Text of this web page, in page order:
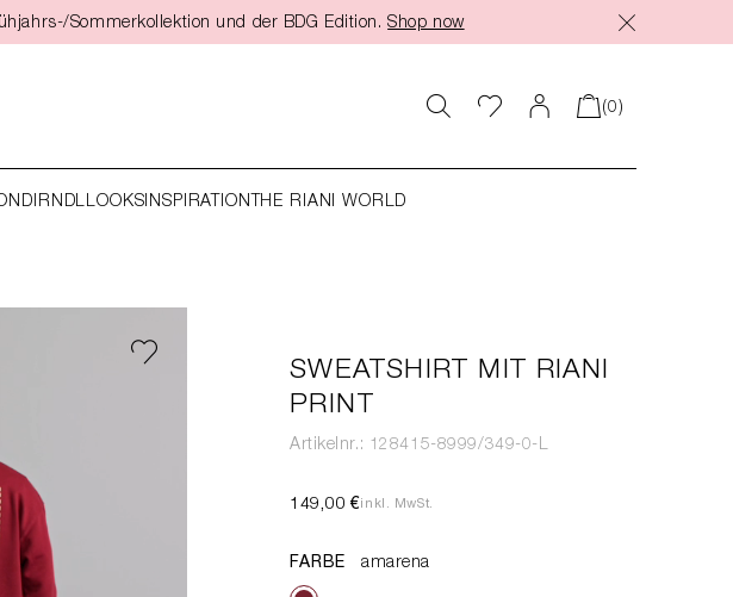
Sommerkollektion und der BDG Edition. Shop now
(0)
DIRNDLLOOKSINSPIRATION THE RIANI WORLD
SWEATSHIRT MIT RIANI
PRINT
Artikelnr.: 128415-8999/349-0-L
149,00 €inkl. MwSt.
FARBE amarena